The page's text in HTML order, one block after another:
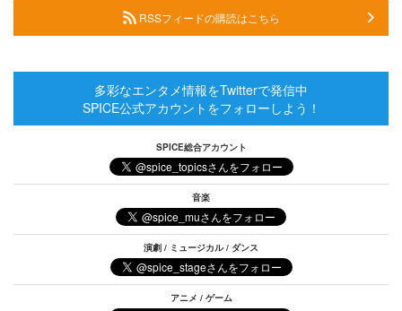
RSSフィードの購読はこちら
多彩なエンタメ情報をTwitterで発信中
SPICE公式アカウントをフォローしよう！
SPICE総合アカウント
音楽
演劇 / ミュージカル / ダンス
アニメ / ゲーム